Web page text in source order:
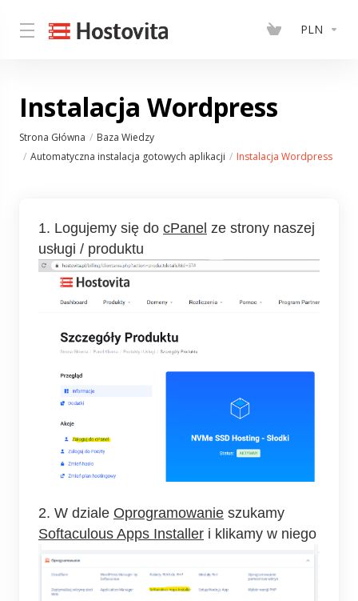
PLN
Instalacja Wordpress
Strona Główna
Baza Wiedzy
Automatyczna instalacja gotowych aplikacji
Instalacja Wordpress
1. Logujemy się do cPanel ze strony naszej
usługi / produktu
2. W dziale Oprogramowanie szukamy
Softaculous Apps Installer i klikamy w niego